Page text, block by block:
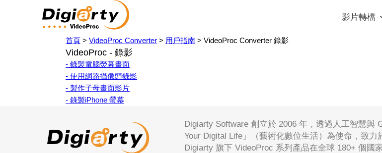
影片轉檔
首頁 > VideoProc Converter > 用戶指南 > VideoProc Converter 錄影
VideoProc - 錄影
- 錄製電腦熒幕畫面
- 使用網路攝像頭錄影
- 製作子母畫面影片
- 錄製iPhone 螢幕
Digiarty Software 創立於 2006 年，透過人工智慧與
Your Digital Life」（藝術化數位生活）為使命，致
Digiarty 旗下 VideoProc 系列產品在全球 180+ 個國